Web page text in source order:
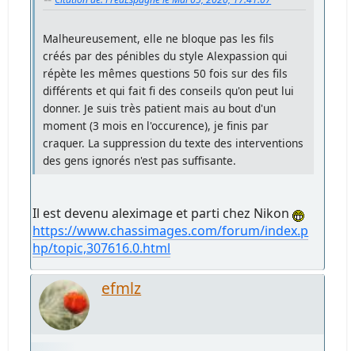
Malheureusement, elle ne bloque pas les fils
créés par des pénibles du style Alexpassion qui
répète les mêmes questions 50 fois sur des fils
différents et qui fait fi des conseils qu'on peut lui
donner. Je suis très patient mais au bout d'un
moment (3 mois en l'occurence), je finis par
craquer. La suppression du texte des interventions
des gens ignorés n'est pas suffisante.
Il est devenu aleximage et parti chez Nikon
https://www.chassimages.com/forum/index.p
hp/topic,307616.0.html
efmlz